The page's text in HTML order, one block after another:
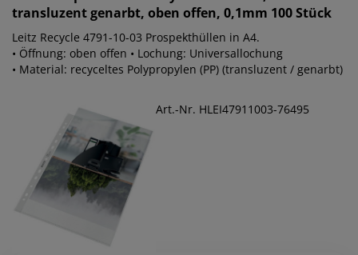
transluzent genarbt, oben offen, 0,1mm 100 Stück
Leitz Recycle 4791-10-03 Prospekthüllen in A4.
• Öffnung: oben offen • Lochung: Universallochung
• Material: recyceltes Polypropylen (PP) (transluzent / genarbt)
Art.-Nr. HLEI47911003-76495